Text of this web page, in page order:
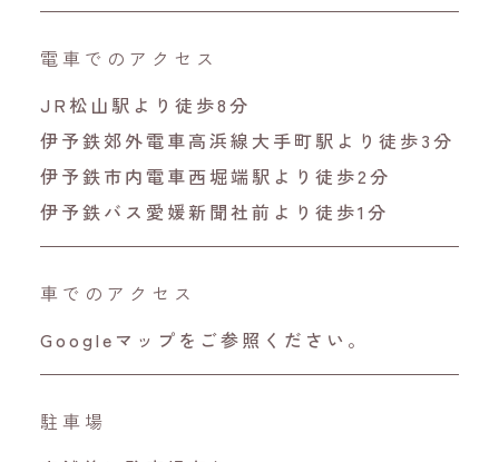
電車でのアクセス
JR松山駅より徒歩8分
伊予鉄郊外電車高浜線大手町駅より徒歩3分
伊予鉄市内電車西堀端駅より徒歩2分
伊予鉄バス愛媛新聞社前より徒歩1分
車でのアクセス
Googleマップをご参照ください。
駐車場